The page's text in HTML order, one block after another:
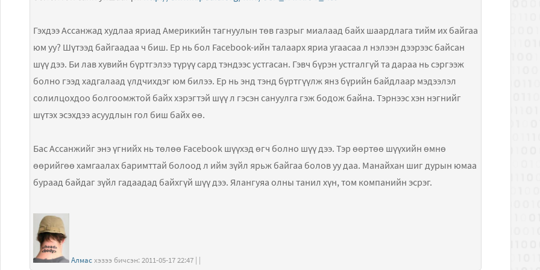
Гэхдээ Ассанжад худлаа яриад Америкийн тагнуулын төв газрыг миалаад байх шаардлага тийм их байгаа
юм уу? Шүтээд байгаадаа ч биш. Ер нь бол Facebook-ийн талаарх яриа угаасаа л нэлээн дээрээс байсан
шүү дээ. Би лав хувийн бүртгэлээ түрүү сард тэндээс устгасан. Гэвч бүрэн устгалгүй та дараа нь сэргээж
болно гээд хадгалаад үлдчихдэг юм билээ. Ер нь энд тэнд бүртгүүлж янз бүрийн байдлаар мэдээлэл
солилцохдоо болгоомжтой байх хэрэгтэй шүү л гэсэн сануулга гэж бодож байна. Тэрнээс хэн нэгнийг
шүтэх эсэхдээ асуудлын гол биш байх өө.
Бас Ассанжийг энэ үгнийх нь төлөө Facebook шүүхэд өгч болно шүү дээ. Тэр өөртөө шүүхийн өмнө
өөрийгөө хамгаалах баримттай болоод л ийм зүйл ярьж байгаа болов уу даа. Манайхан шиг дурын юмаа
бураад байдаг зүйл гадаадад байхгүй шүү дээ. Ялангуяа олны танил хүн, том компанийн эсрэг.
Алмас хэзээ бичсэн: 2011-05-17 22:47 | |